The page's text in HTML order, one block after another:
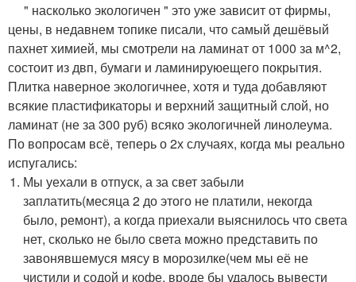
" насколько экологичен " это уже зависит от фирмы,
цены, в недавнем топике писали, что самый дешёвый
пахнет химией, мы смотрели на ламинат от 1000 за м^2,
состоит из двп, бумаги и ламинируюещего покрытия.
Плитка наверное экологичнее, хотя и туда добавляют
всякие пластификаторы и верхний защитный слой, но
ламинат (не за 300 руб) всяко экологичней линолеума.
По вопросам всё, теперь о 2х случаях, когда мы реально
испугались:
Мы уехали в отпуск, а за свет забыли
заплатить(месяца 2 до этого не платили, некогда
было, ремонт), а когда приехали выяснилось что света
нет, сколько не было света можно представить по
завонявшемуся мясу в морозилке(чем мы её не
чистили и содой и кофе, вроде бы удалось вывести